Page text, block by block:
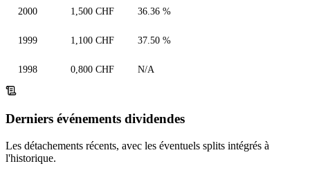
2000 1,500 CHF 36.36 %
1999 1,100 CHF 37.50 %
1998 0,800 CHF N/A
Derniers événements dividendes
Les détachements récents, avec les éventuels splits intégrés à
l'historique.